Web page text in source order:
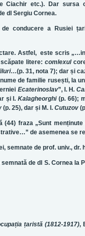
Ciachir etc.). Dar sursa
dl Sergiu Cornea.
conducere a Rusiei
Astfel, este scris
scăpate litere:comlexul
…(p. 31, nota 7); dar și
de familie rusești, la
Ecaterinoslav”, I. H.
și I.Kalagheorghi(p. 66);
(p. 25), dar și M. I. Cutuzov
(44) fraza „Sunt
de asemenea se
semnate de prof. univ., dr.
de dl S. Cornea la
țaristă (1812-1917),